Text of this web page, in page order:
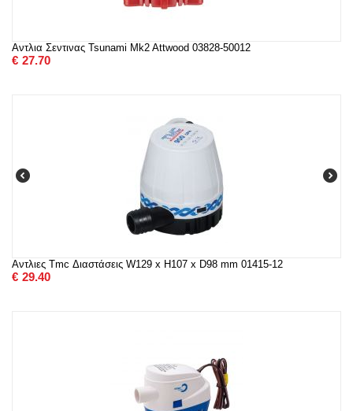
Αντλια Σεντινας Tsunami Mk2 Attwood 03828-50012
€ 27.70
Αντλιες Tmc Διαστάσεις W129 x H107 x D98 mm 01415-12
€ 29.40